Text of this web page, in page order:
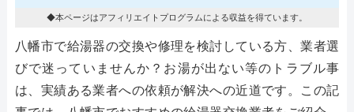
◆本ページはアフィリエイトプログラムによる収益を得ています。
八幡市で給湯器の交換や修理を検討している方、業者選
びで迷っていませんか？お湯が出ない等のトラブル事
は、実績ある業者への依頼が解決への近道です。この記